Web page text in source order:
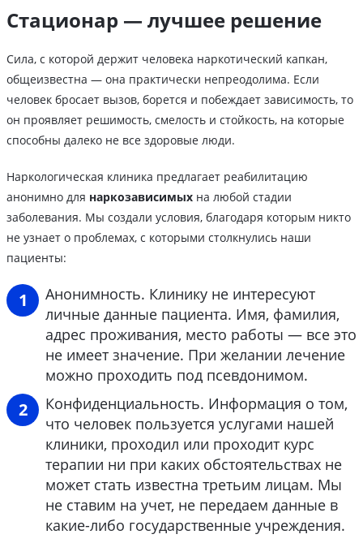
Стационар — лучшее решение
Сила, с которой держит человека наркотический капкан,
общеизвестна — она практически непреодолима. Если
человек бросает вызов, борется и побеждает зависимость, то
он проявляет решимость, смелость и стойкость, на которые
способны далеко не все здоровые люди.
Наркологическая клиника предлагает реабилитацию
анонимно для наркозависимых на любой стадии
заболевания. Мы создали условия, благодаря которым никто
не узнает о проблемах, с которыми столкнулись наши
пациенты:
Анонимность. Клинику не интересуют
личные данные пациента. Имя, фамилия,
адрес проживания, место работы — все это
не имеет значение. При желании лечение
можно проходить под псевдонимом.
Конфиденциальность. Информация о том,
что человек пользуется услугами нашей
клиники, проходил или проходит курс
терапии ни при каких обстоятельствах не
может стать известна третьим лицам. Мы
не ставим на учет, не передаем данные в
какие-либо государственные учреждения.